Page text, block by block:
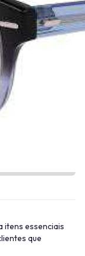
itens essenciais
que